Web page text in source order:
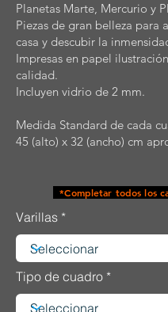
Planetas Marte, Mercurio y
Piezas de gran belleza para
casa y descubir la
Impresas en papel
calidad.
Incluyen vidrio de 2 mm.
Medida Standard de cada
45 (alto) x 32 (ancho) cm
*Completar todos los
Varillas
Tipo de cuadro